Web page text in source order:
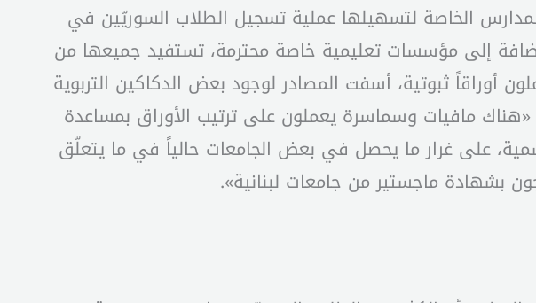
الخاصة لتسهيلها عملية تسجيل الطلاب السوريّين في
إضافة إلى مؤسسات تعليمية خاصة محترمة، تستفيد جميعها من
ثبوتية، أسفت المصادر لوجود بعض الدكاكين التربوية
مافيات وسماسرة يعملون على ترتيب الأوراق بمساعدة
على غرار ما يحصل في بعض الجامعات حالياً في ما يتعلّق
بشهادة ماجستير من جامعات لبنانية».